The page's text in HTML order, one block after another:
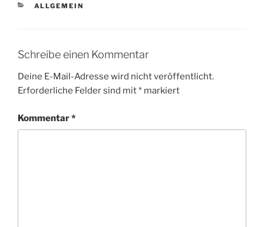
KATEGORIEN
ALLGEMEIN
Schreibe einen Kommentar
Deine E-Mail-Adresse wird nicht veröffentlicht.
Erforderliche Felder sind mit* markiert
Kommentar*